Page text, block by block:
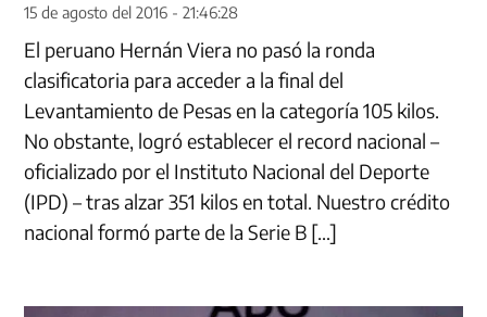
15 de agosto del 2016 - 21:46:28
El peruano Hernán Viera no pasó la ronda
clasificatoria para acceder a la final del
Levantamiento de Pesas en la categoría 105 kilos.
No obstante, logró establecer el record nacional –
oficializado por el Instituto Nacional del Deporte
(IPD) – tras alzar 351 kilos en total. Nuestro crédito
nacional formó parte de la Serie B […]